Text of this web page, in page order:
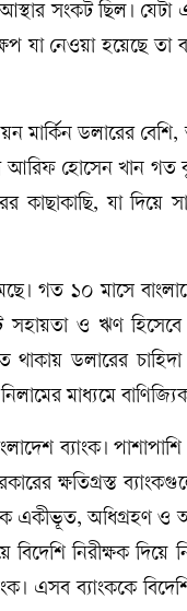
আস্থার সংকট ছিল।
নেওয়া হয়েছে তা
মার্কিন ডলারের
আরিফ হোসেন খান গত
কাছাকাছি, যা
গত ১০ মাসে
সহায়তা ও ঋণ
থাকায় ডলারের
মাধ্যমে
ব্যাংক।
ক্ষতিগ্রস্ত ব্যাংকগুলো
একীভূত, অধিগ্রহণ ও
নিরীক্ষক দিয়ে
এসব ব্যাংককে